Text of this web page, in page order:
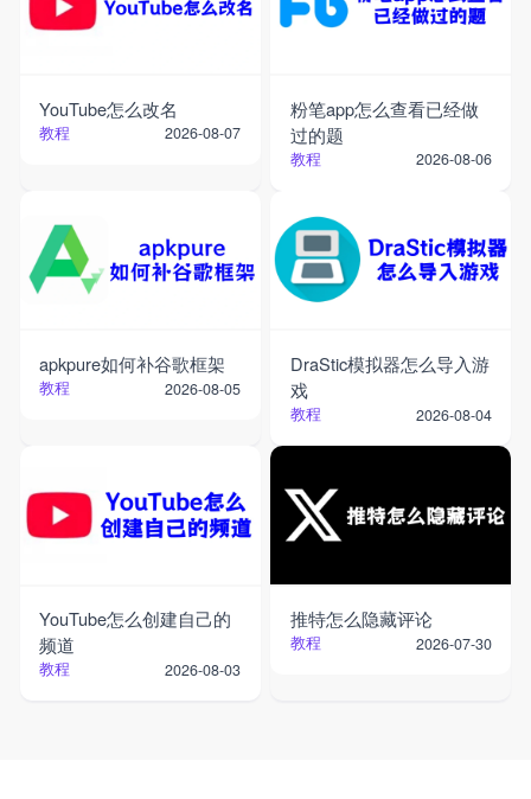
YouTube怎么改名
教程 2026-08-07
粉笔app怎么查看已经做
过的题
教程 2026-08-06
apkpure如何补谷歌框架
教程 2026-08-05
DraStic模拟器怎么导入游
戏
教程 2026-08-04
YouTube怎么创建自己的
频道
教程 2026-08-03
推特怎么隐藏评论
教程 2026-07-30